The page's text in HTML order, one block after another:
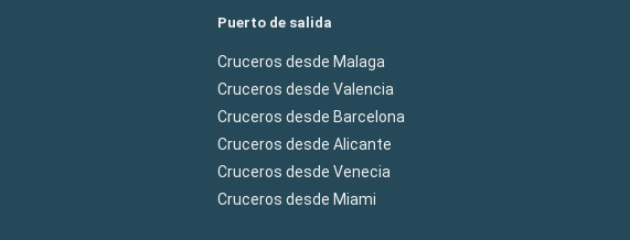
Puerto de salida
Cruceros desde Malaga
Cruceros desde Valencia
Cruceros desde Barcelona
Cruceros desde Alicante
Cruceros desde Venecia
Cruceros desde Miami